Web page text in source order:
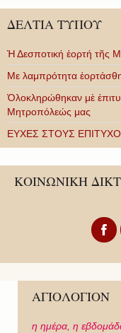
ΔΕΛΤΙΑ ΤΥΠΟΥ
Ἡ Δεσποτική ἑορτή τῆς
Με λαμπρότητα
Ὁλοκληρώθηκαν μὲ
Μητροπόλεώς μας
ΕΥΧΕΣ ΣΤΟΥΣ
ΚΟΙΝΩΝΙΚΗ
ΑΓΙΟΛΟΓΙΟΝ
η ημέρα, η